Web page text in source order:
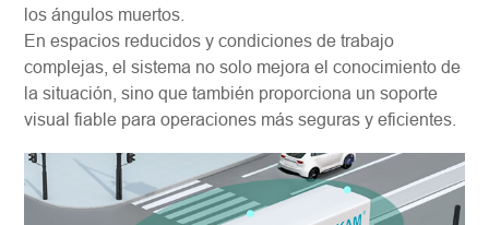
los ángulos muertos.
En espacios reducidos y condiciones de trabajo
complejas, el sistema no solo mejora el conocimiento de
la situación, sino que también proporciona un soporte
visual fiable para operaciones más seguras y eficientes.